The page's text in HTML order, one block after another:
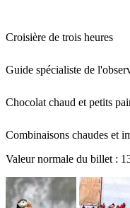
Croisière de trois heures
Guide spécialiste de
Chocolat chaud et petits
Combinaisons chaudes et
Valeur normale du billet :